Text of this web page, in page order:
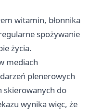
witamin, błonnika
spożywanie
życia.
mediach
plenerowych
skierowanych do
wynika więc, że